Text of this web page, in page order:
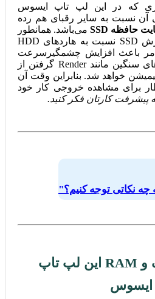
که در این لپ تاپ ایسوس
نسبت به سایر رقبای هم رده
می‌باشد. همانطور
که می‌دانید سرعت پردازش SSD نسبت به هاردهای HDD
امر باعث افزایش چشمگیرسرعت
سیستم هنگام انجام کارهای سنگین مانند Render گرفتن از
خواهد شد. بنابراین وقت آن
برای مشاهده خروجی کار خود
پیشرفت کارتان فکر کنید.
نکاتی توجه کنیم؟"
کارت گرافیک و RAM این لپ تاپ
ایسوس